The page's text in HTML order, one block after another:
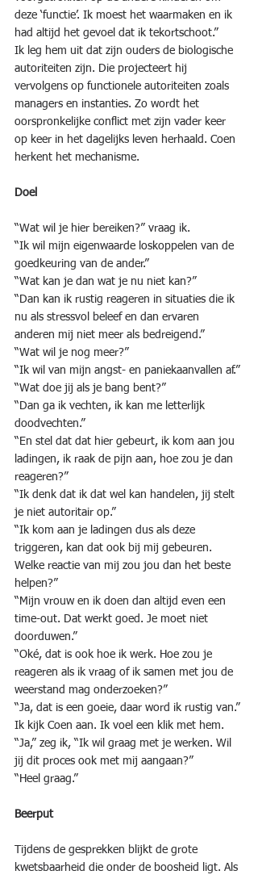
deze ‘functie’. Ik moest het waarmaken en ik
had altijd het gevoel dat ik tekortschoot.”
Ik leg hem uit dat zijn ouders de biologische
autoriteiten zijn. Die projecteert hij
vervolgens op functionele autoriteiten zoals
managers en instanties. Zo wordt het
oorspronkelijke conflict met zijn vader keer
op keer in het dagelijks leven herhaald. Coen
herkent het mechanisme.
Doel
“Wat wil je hier bereiken?” vraag ik.
“Ik wil mijn eigenwaarde loskoppelen van de
goedkeuring van de ander.”
“Wat kan je dan wat je nu niet kan?”
“Dan kan ik rustig reageren in situaties die ik
nu als stressvol beleef en dan ervaren
anderen mij niet meer als bedreigend.”
“Wat wil je nog meer?”
“Ik wil van mijn angst- en paniekaanvallen af.”
“Wat doe jij als je bang bent?”
“Dan ga ik vechten, ik kan me letterlijk
doodvechten.”
“En stel dat dat hier gebeurt, ik kom aan jou
ladingen, ik raak de pijn aan, hoe zou je dan
reageren?”
“Ik denk dat ik dat wel kan handelen, jij stelt
je niet autoritair op.”
“Ik kom aan je ladingen dus als deze
triggeren, kan dat ook bij mij gebeuren.
Welke reactie van mij zou jou dan het beste
helpen?”
“Mijn vrouw en ik doen dan altijd even een
time-out. Dat werkt goed. Je moet niet
doorduwen.”
“Oké, dat is ook hoe ik werk. Hoe zou je
reageren als ik vraag of ik samen met jou de
weerstand mag onderzoeken?”
“Ja, dat is een goeie, daar word ik rustig van.”
Ik kijk Coen aan. Ik voel een klik met hem.
“Ja,” zeg ik, “Ik wil graag met je werken. Wil
jij dit proces ook met mij aangaan?”
“Heel graag.”
Beerput
Tijdens de gesprekken blijkt de grote
kwetsbaarheid die onder de boosheid ligt. Als